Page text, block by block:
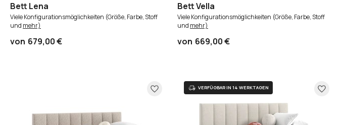
Bett Lena
Viele Konfigurationsmöglichkeiten (Größe, Farbe, Stoff
und mehr)
von 679,00 €
Bett Vella
Viele Konfigurationsmöglichkeiten (Größe, Farbe, Stoff
und mehr)
von 669,00 €